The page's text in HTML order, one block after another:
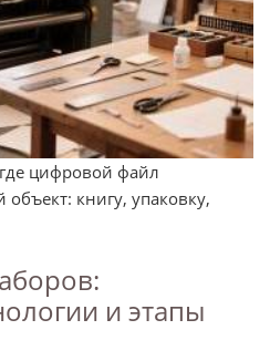
цифровой файл
книгу, упаковку,
и этапы